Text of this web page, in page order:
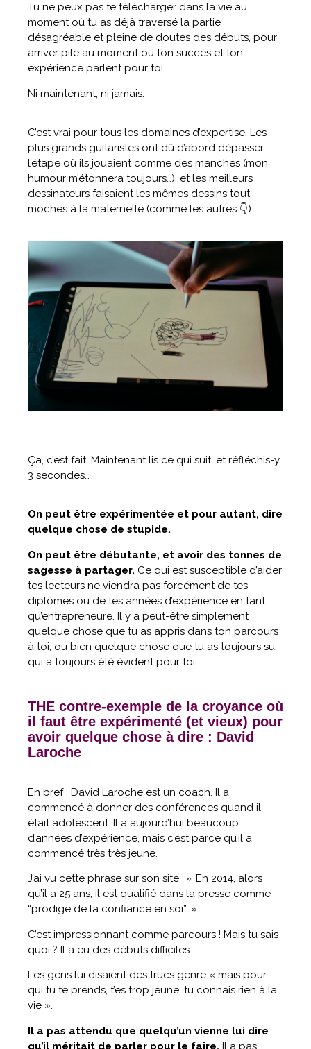
Tu ne peux pas te télécharger dans la vie au
moment où tu as déjà traversé la partie
désagréable et pleine de doutes des débuts, pour
arriver pile au moment où ton succès et ton
expérience parlent pour toi.
Ni maintenant, ni jamais.
C’est vrai pour tous les domaines d’expertise. Les
plus grands guitaristes ont dû d’abord dépasser
l’étape où ils jouaient comme des manches (mon
humour m’étonnera toujours…), et les meilleurs
dessinateurs faisaient les mêmes dessins tout
moches à la maternelle (comme les autres 👇).
Ça, c’est fait. Maintenant lis ce qui suit, et réfléchis-y
3 secondes…
On peut être expérimentée et pour autant, dire
quelque chose de stupide.
On peut être débutante, et avoir des tonnes de
sagesse à partager. Ce qui est susceptible d’aider
tes lecteurs ne viendra pas forcément de tes
diplômes ou de tes années d’expérience en tant
qu’entrepreneure. Il y a peut-être simplement
quelque chose que tu as appris dans ton parcours
à toi, ou bien quelque chose que tu as toujours su,
qui a toujours été évident pour toi.
THE contre-exemple de la croyance où
il faut être expérimenté (et vieux) pour
avoir quelque chose à dire : David
Laroche
En bref : David Laroche est un coach. Il a
commencé à donner des conférences quand il
était adolescent. Il a aujourd’hui beaucoup
d’années d’expérience, mais c’est parce qu’il a
commencé très très jeune.
J’ai vu cette phrase sur son site : « En 2014, alors
qu’il a 25 ans, il est qualifié dans la presse comme
“prodige de la confiance en soi”. »
C’est impressionnant comme parcours ! Mais tu sais
quoi ? Il a eu des débuts difficiles.
Les gens lui disaient des trucs genre « mais pour
qui tu te prends, t’es trop jeune, tu connais rien à la
vie ».
Il a pas attendu que quelqu’un vienne lui dire
qu’il méritait de parler pour le faire. Il a pas